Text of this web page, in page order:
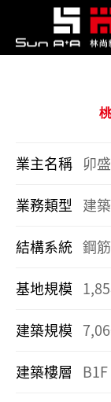
業主名稱 卯
業務類型 建
結構系統 鋼
基地規模
建築規模
建築樓層